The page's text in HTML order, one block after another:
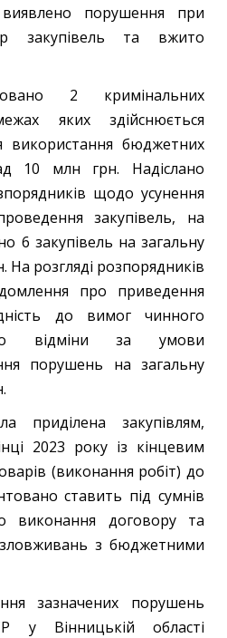
порушення при
закупівель та вжито
2 кримінальних
яких здійснюється
використання бюджетних
10 млн грн. Надіслано
щодо усунення
закупівель, на
6 закупівель на загальну
На розгляді розпорядників
про приведення
до вимог чинного
відміни за умови
порушень на загальну
приділена закупівлям,
2023 року із кінцевим
(виконання робіт) до
ставить під сумнів
виконання договору та
з бюджетними
зазначених порушень
у Вінницькій області